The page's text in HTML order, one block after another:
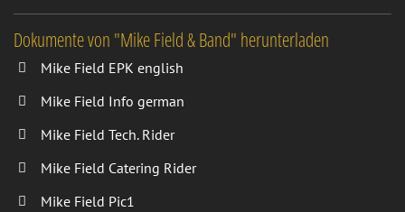
Dokumente von "Mike Field & Band" herunterladen
Mike Field EPK english
Mike Field Info german
Mike Field Tech. Rider
Mike Field Catering Rider
Mike Field Pic1